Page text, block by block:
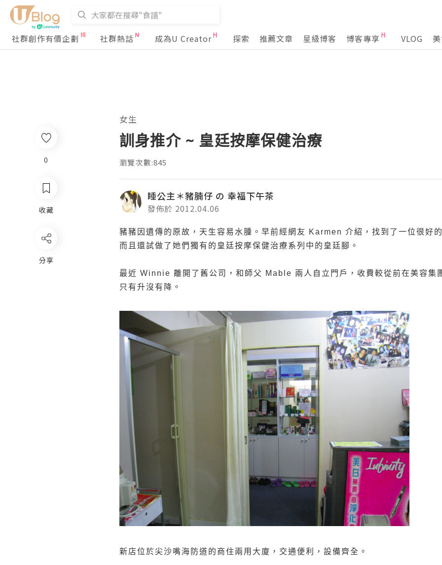
社群創作有價企劃
社群熱話 成為U Creator 探索 推薦文章 星級博客 博客專享 VLOG
0
收藏
分享
女生
訓身推介 ~ 皇廷按摩保健治療
瀏覽次數:845
睡公主＊豬腩仔 の 幸福下午茶
發佈於 2012.04.06
豬豬因遺傳的原故，天生容易水腫。早前經網友 Karmen 介紹，找到了一位很好
而且還試做了她們獨有的 皇廷按摩保健治療系列中的皇廷腳。
最近 Winnie 離開了舊公司，和師父 Mable 兩人自立門戶，收費較從前在美容集
只有升沒有降。
新店位於尖沙嘴海防道的商住兩用大廈，交通便利，設備齊全。